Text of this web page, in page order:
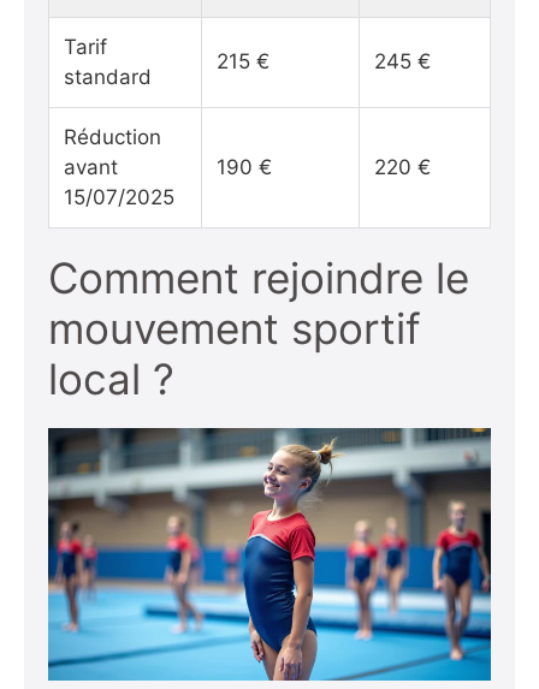
Tarif
standard
215 € 245 €
Réduction
avant
15/07/2025
190 € 220 €
Comment rejoindre le
mouvement sportif
local ?